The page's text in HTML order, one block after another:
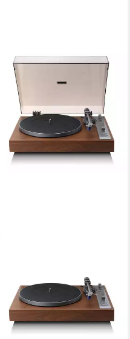
Bluetooth 5.3, präziser
Ortofon 2M Blue, für Vinyl-
Liebhaber)
599,99 €
lieferbar - in 2-3 Werktagen bei dir